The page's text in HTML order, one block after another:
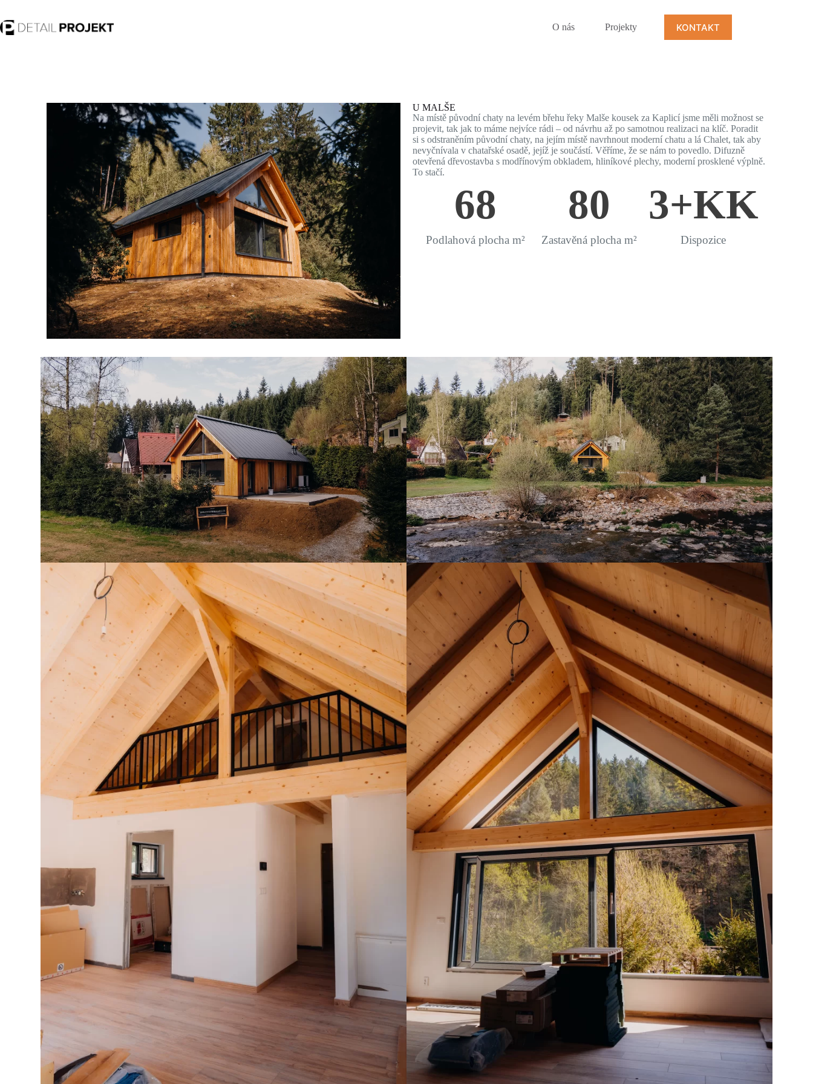
O nás Projekty KONTAKT
U MALŠE
Na místě původní chaty na levém břehu řeky Malše kousek za Kaplicí jsme měli možnost se
projevit, tak jak to máme nejvíce rádi – od návrhu až po samotnou realizaci na klíč. Poradit
si s odstraněním původní chaty, na jejím místě navrhnout moderní chatu a lá Chalet, tak aby
nevyčnívala v chatařské osadě, jejíž je součástí. Věříme, že se nám to povedlo. Difuzně
otevřená dřevostavba s modřínovým obkladem, hliníkové plechy, moderní prosklené výplně.
To stačí.
Podlahová plocha m²
68
Zastavěná plocha m²
80
Dispozice
3+KK